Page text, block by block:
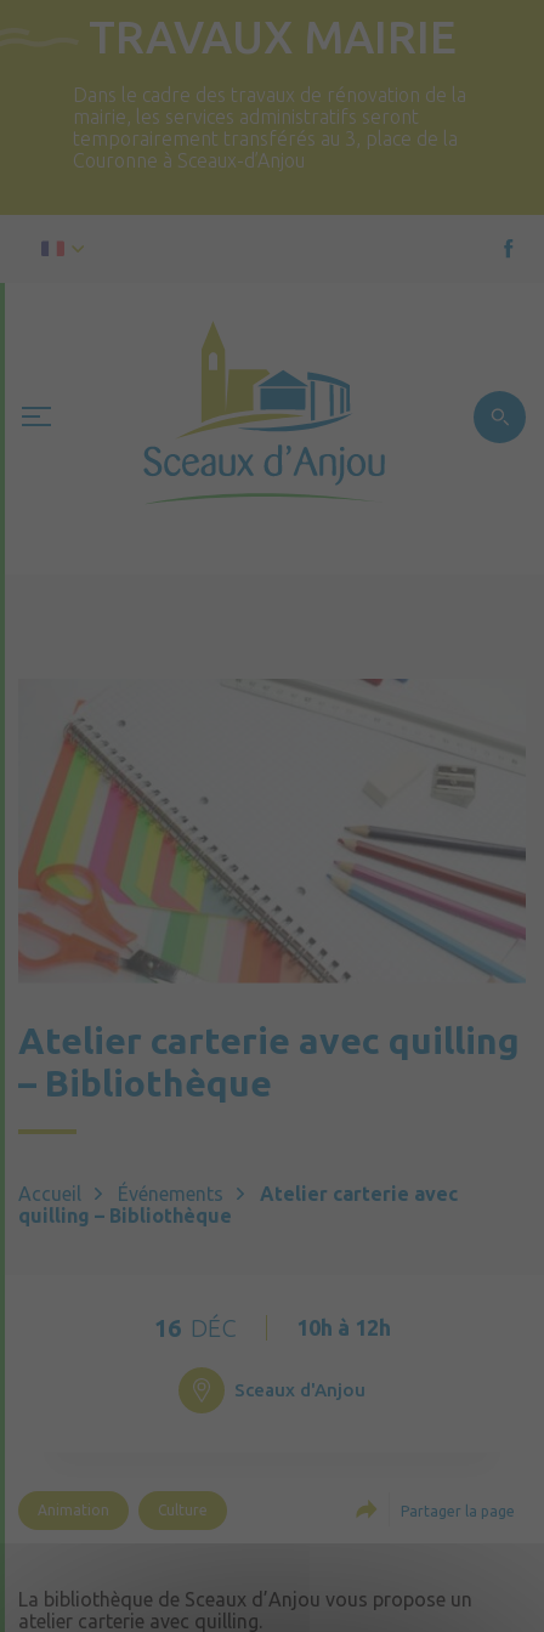
TRAVAUX MAIRIE
Dans le cadre des travaux de rénovation de la
mairie, les services administratifs seront
temporairement transférés au 3, place de la
Couronne à Sceaux-d’Anjou
Atelier carterie avec quilling
– Bibliothèque
Accueil Événements
Atelier carterie avec
quilling – Bibliothèque
16 DÉC 10h à 12h
Sceaux d'Anjou
Animation Culture Partager la page
La bibliothèque de Sceaux d’Anjou vous propose un
atelier carterie avec quilling.